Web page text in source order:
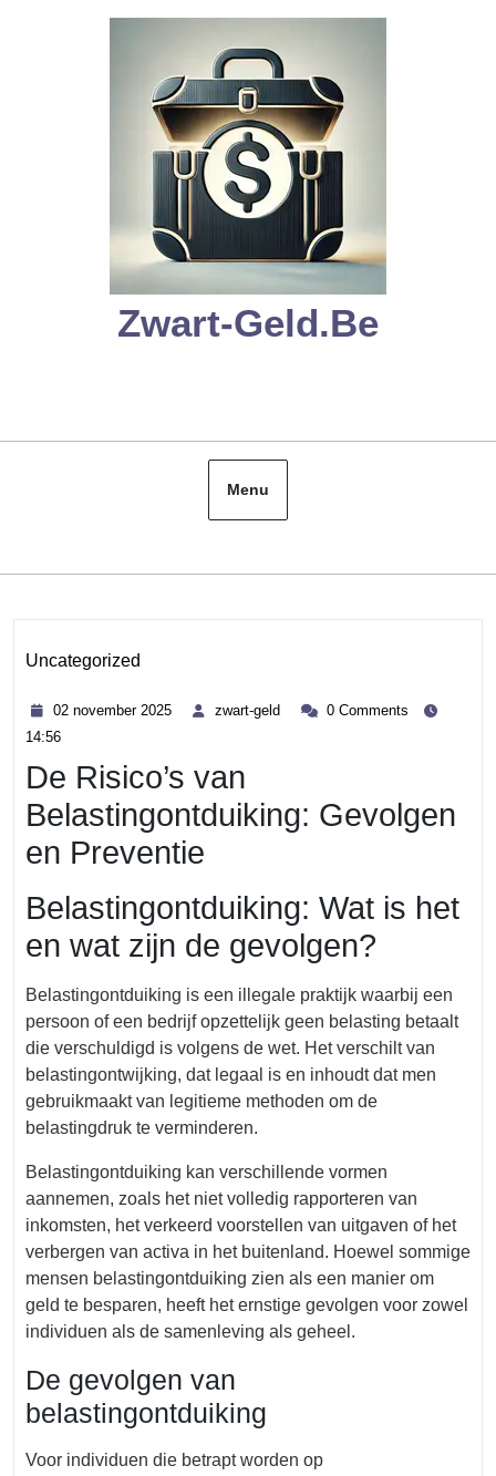
Zwart-Geld.be
Menu
Uncategorized
02 november 2025 zwart-geld
zwart- 0 Comments
14:56
De Risico’s van
Belastingontduiking: Gevolgen
en Preventie
Belastingontduiking: Wat is het
en wat zijn de gevolgen?
Belastingontduiking is een illegale praktijk waarbij een
persoon of een bedrijf opzettelijk geen belasting betaalt
die verschuldigd is volgens de wet. Het verschilt van
belastingontwijking, dat legaal is en inhoudt dat men
gebruikmaakt van legitieme methoden om de
belastingdruk te verminderen.
Belastingontduiking kan verschillende vormen
aannemen, zoals het niet volledig rapporteren van
inkomsten, het verkeerd voorstellen van uitgaven of het
verbergen van activa in het buitenland. Hoewel sommige
mensen belastingontduiking zien als een manier om
geld te besparen, heeft het ernstige gevolgen voor zowel
individuen als de samenleving als geheel.
De gevolgen van
belastingontduiking
Voor individuen die betrapt worden op